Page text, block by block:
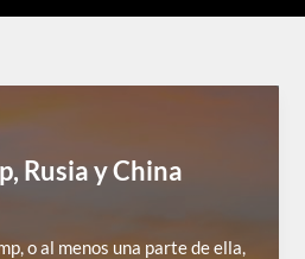
Rusia y China
o al menos una parte de ella,